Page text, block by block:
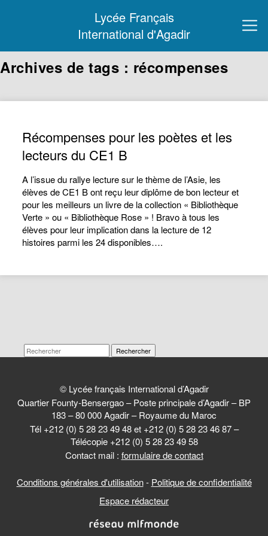
Lycée Français
International d'Agadir
Archives de tags : récompenses
Récompenses pour les poètes et les
lecteurs du CE1 B
A l’issue du rallye lecture sur le thème de l’Asie, les
élèves de CE1 B ont reçu leur diplôme de bon lecteur et
pour les meilleurs un livre de la collection « Bibliothèque
Verte » ou « Bibliothèque Rose » ! Bravo à tous les
élèves pour leur implication dans la lecture de 12
histoires parmi les 24 disponibles….
Rechercher
© Lycée français International d’Agadir
Quartier Founty-Bensergao – Poste principale d’Agadir – BP
183 – 80 000 Agadir – Royaume du Maroc
Tél +212 (0) 5 28 23 49 48 et +212 (0) 5 28 23 46 87 –
Télécopie +212 (0) 5 28 23 49 58
Contact mail : formulaire de contact
Conditions générales d'utilisation- Politique de confidentialité
Espace rédacteur